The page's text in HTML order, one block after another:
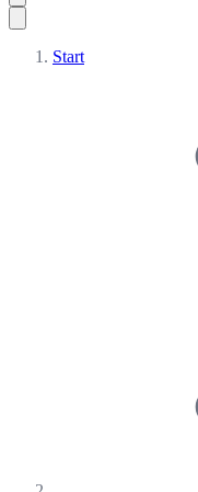
Start